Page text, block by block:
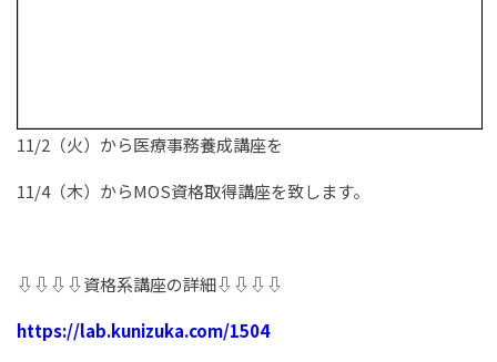
11/2（火）から医療事務養成講座を
11/4（木）からMOS資格取得講座を致します。
⇩⇩⇩⇩資格系講座の詳細⇩⇩⇩⇩
https://lab.kunizuka.com/1504